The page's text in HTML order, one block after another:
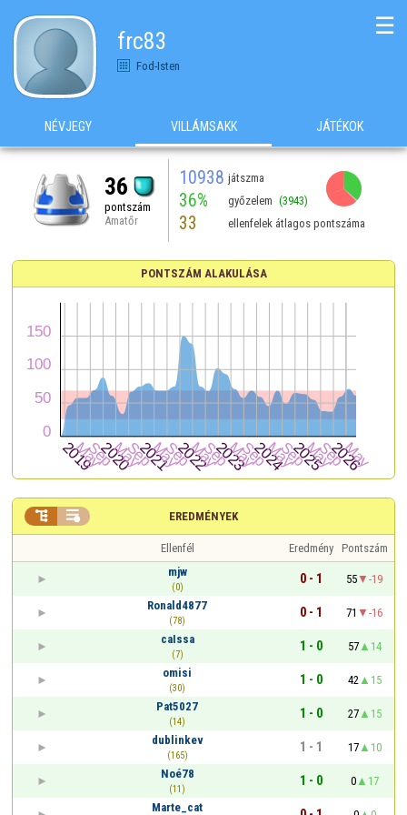
frc83
Fod-Isten
☰
NÉVJEGY VILLÁMSAKK JÁTÉKOK
36
pontszám
Amatőr
10938 játszma
36% győzelem (3943)
33 ellenfelek átlagos pontszáma
PONTSZÁM ALAKULÁSA
EREDMÉNYEK
 
Ellenfél Eredmény Pontszám
mjw
(0)
0 - 1 55
-19
Ronald4877
(78)
0 - 1 71
-16
caIssa
(7)
1 - 0 57
14
omisi
(30)
1 - 0 42
15
Pat5027
(14)
1 - 0 27
15
dublinkev
(165)
1 - 1 17
10
Noé78
(11)
1 - 0 0
17
Marte_cat